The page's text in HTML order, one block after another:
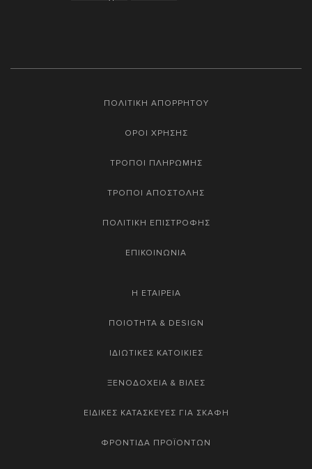
ΠΟΛΙΤΙΚΗ ΑΠΟΡΡΗΤΟΥ
ΟΡΟΙ ΧΡΗΣΗΣ
ΤΡΟΠΟΙ ΠΛΗΡΩΜΗΣ
ΤΡΟΠΟΙ ΑΠΟΣΤΟΛΗΣ
ΠΟΛΙΤΙΚΗ ΕΠΙΣΤΡΟΦΗΣ
ΕΠΙΚΟΙΝΩΝΙΑ
Η ΕΤΑΙΡΕΙΑ
ΠΟΙΟΤΗΤΑ & DESIGN
ΙΔΙΩΤΙΚΕΣ ΚΑΤΟΙΚΙΕΣ
ΞΕΝΟΔΟΧΕΙΑ & ΒΙΛΕΣ
ΕΙΔΙΚΕΣ ΚΑΤΑΣΚΕΥΕΣ ΓΙΑ ΣΚΑΦΗ
ΦΡΟΝΤΙΔΑ ΠΡΟΪΟΝΤΩΝ